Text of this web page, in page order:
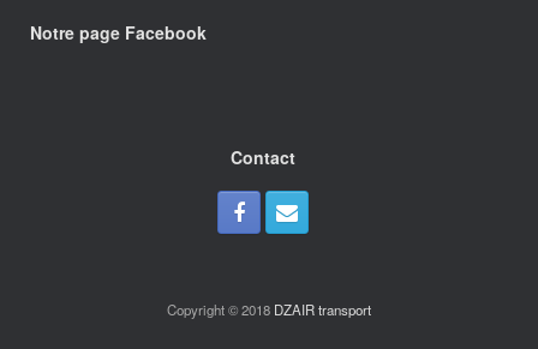
Notre page Facebook
Contact
Copyright © 2018 DZAIR transport